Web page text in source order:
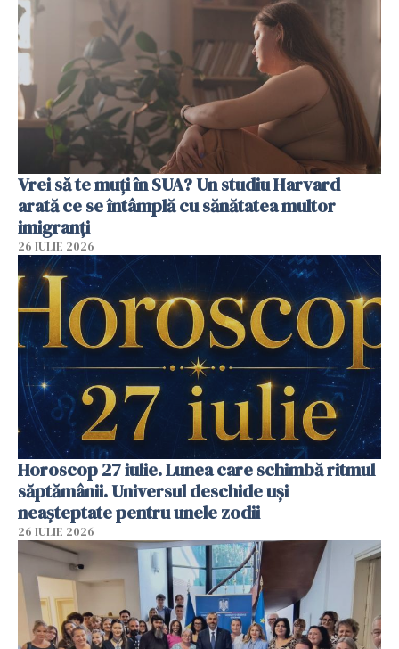
Vrei să te muți în SUA? Un studiu Harvard
arată ce se întâmplă cu sănătatea multor
imigranți
26 IULIE 2026
Horoscop 27 iulie. Lunea care schimbă ritmul
săptămânii. Universul deschide uși
neașteptate pentru unele zodii
26 IULIE 2026